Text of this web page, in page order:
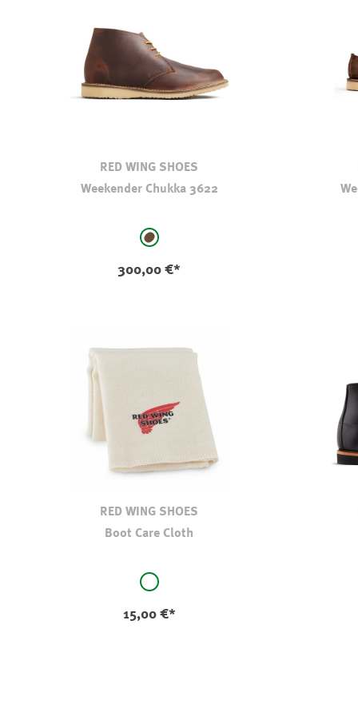
RED WING SHOES
Weekender Chukka 3622
auswählen
braun
300,00 €*
RED WING SHOES
Boot Care Cloth
auswählen
original
15,00 €*